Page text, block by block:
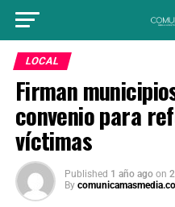
LOCAL
Firman
convenio para
víctimas
Published 1 año ago on
By